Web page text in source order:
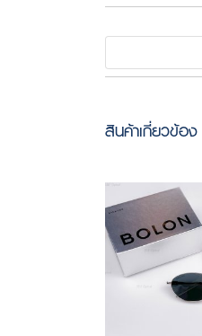
สินค้าเกี่ยวข้อง